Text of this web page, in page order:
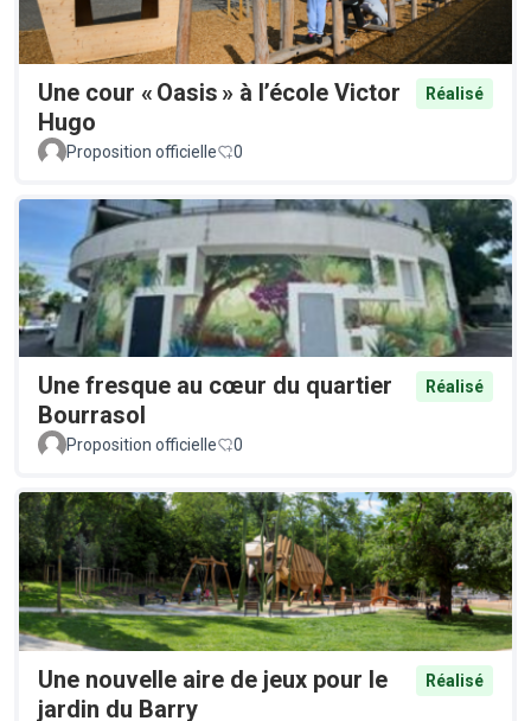
Une cour « Oasis » à l’école Victor
Hugo
Réalisé
Proposition officielle 0
Une fresque au cœur du quartier
Bourrasol
Réalisé
Proposition officielle 0
Une nouvelle aire de jeux pour le
jardin du Barry
Réalisé